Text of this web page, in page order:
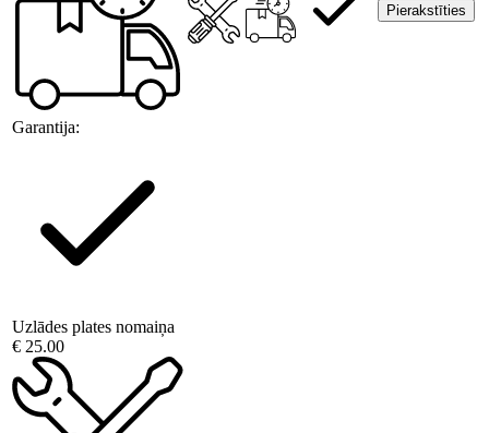
Garantija:
Pierakstīties
Uzlādes plates nomaiņa
€ 25.00